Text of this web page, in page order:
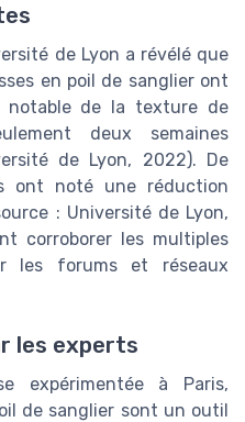
de Lyon a révélé que
en poil de sanglier ont
notable de la texture de
deux semaines
de Lyon, 2022). De
ont noté une réduction
: Université de Lyon,
corroborer les multiples
les forums et réseaux
les experts
expérimentée à Paris,
de sanglier sont un outil